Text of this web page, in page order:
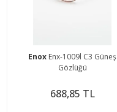
Enox Enx-1009l C3 Güneş
Gözlüğü
688,85 TL